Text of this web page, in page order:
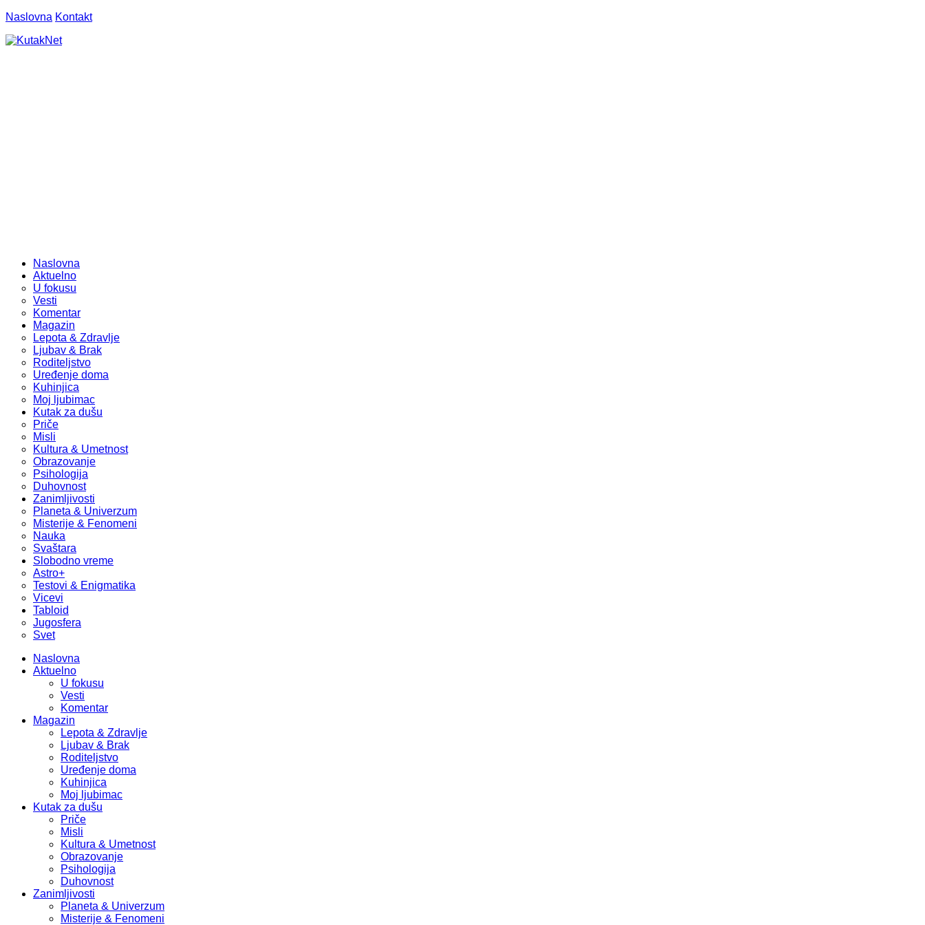
Naslovna Kontakt
Naslovna
Aktuelno
U fokusu
Vesti
Komentar
Magazin
Lepota & Zdravlje
Ljubav & Brak
Roditeljstvo
Uređenje doma
Kuhinjica
Moj ljubimac
Kutak za dušu
Priče
Misli
Kultura & Umetnost
Obrazovanje
Psihologija
Duhovnost
Zanimljivosti
Planeta & Univerzum
Misterije & Fenomeni
Nauka
Svaštara
Slobodno vreme
Astro+
Testovi & Enigmatika
Vicevi
Tabloid
Jugosfera
Svet
Naslovna
Aktuelno
U fokusu
Vesti
Komentar
Magazin
Lepota & Zdravlje
Ljubav & Brak
Roditeljstvo
Uređenje doma
Kuhinjica
Moj ljubimac
Kutak za dušu
Priče
Misli
Kultura & Umetnost
Obrazovanje
Psihologija
Duhovnost
Zanimljivosti
Planeta & Univerzum
Misterije & Fenomeni